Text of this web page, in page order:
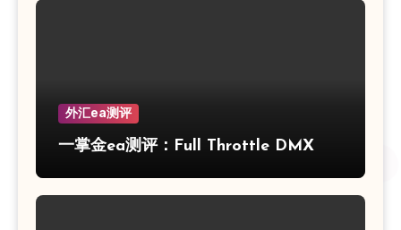
外汇ea测评
一掌金ea测评：Full Throttle DMX